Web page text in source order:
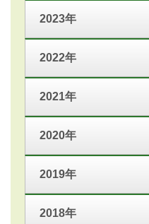
2023年
2022年
2021年
2020年
2019年
2018年